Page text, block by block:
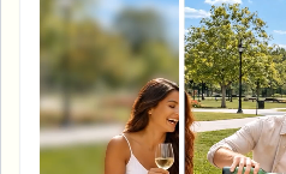
模糊人脸
模糊车牌
模糊背景
模糊车牌
模糊人脸
学校与教育
校园摄像头、讲座和地区批量隐私
媒体与娱乐
试映、发布和合规
资源
常见问题
Choose language